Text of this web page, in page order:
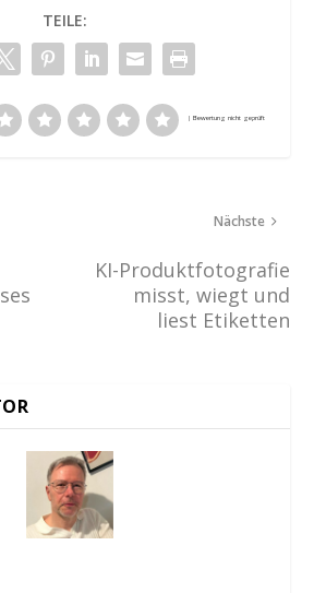
TEILE:
Nächste
KI-Produktfotografie
misst, wiegt und
liest Etiketten